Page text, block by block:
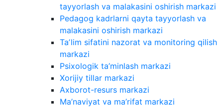
tayyorlash va malakasini oshirish markazi
Pedagog kadrlarni qayta tayyorlash va
malakasini oshirish markazi
Taʼlim sifatini nazorat va monitoring qilish
markazi
Psixologik ta’minlash markazi
Xorijiy tillar markazi
Axborot-resurs markazi
Ma’naviyat va ma’rifat markazi